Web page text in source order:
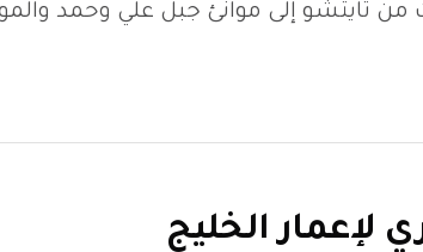
المصارف الأرضية السكنية
من تايتشو إلى موانئ جبل علي وحمد
لإعمار الخليج